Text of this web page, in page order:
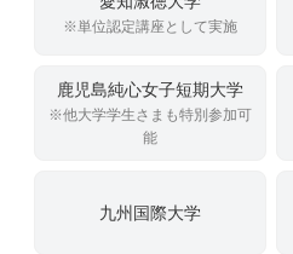
※単位認定講座として実施
鹿児島純心女子短期大学
※他大学学生さまも特別参加可
能
九州国際大学